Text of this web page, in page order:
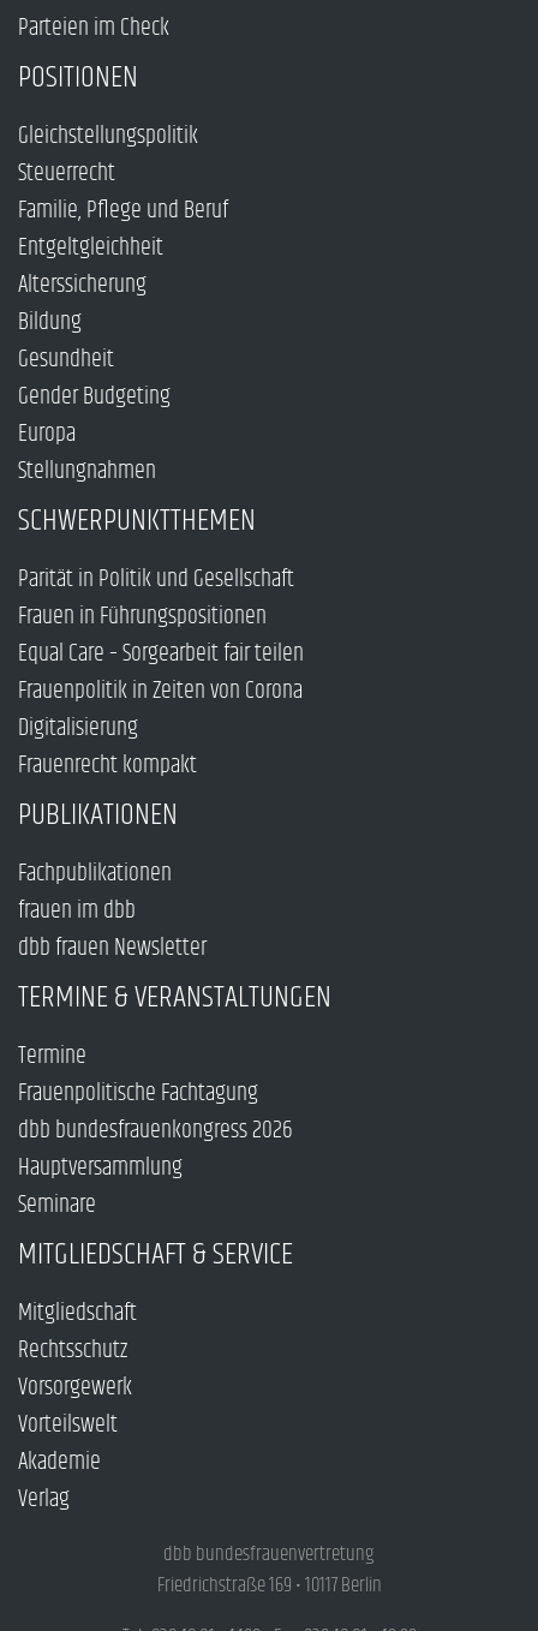
Parteien im Check
POSITIONEN
Gleichstellungspolitik
Steuerrecht
Familie, Pflege und Beruf
Entgeltgleichheit
Alterssicherung
Bildung
Gesundheit
Gender Budgeting
Europa
Stellungnahmen
SCHWERPUNKTTHEMEN
Parität in Politik und Gesellschaft
Frauen in Führungspositionen
Equal Care – Sorgearbeit fair teilen
Frauenpolitik in Zeiten von Corona
Digitalisierung
Frauenrecht kompakt
PUBLIKATIONEN
Fachpublikationen
frauen im dbb
dbb frauen Newsletter
TERMINE & VERANSTALTUNGEN
Termine
Frauenpolitische Fachtagung
dbb bundesfrauenkongress 2026
Hauptversammlung
Seminare
MITGLIEDSCHAFT & SERVICE
Mitgliedschaft
Rechtsschutz
Vorsorgewerk
Vorteilswelt
Akademie
Verlag
dbb bundesfrauenvertretung
Friedrichstraße 169 • 10117 Berlin